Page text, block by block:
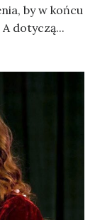
by w końcu
dotyczą...